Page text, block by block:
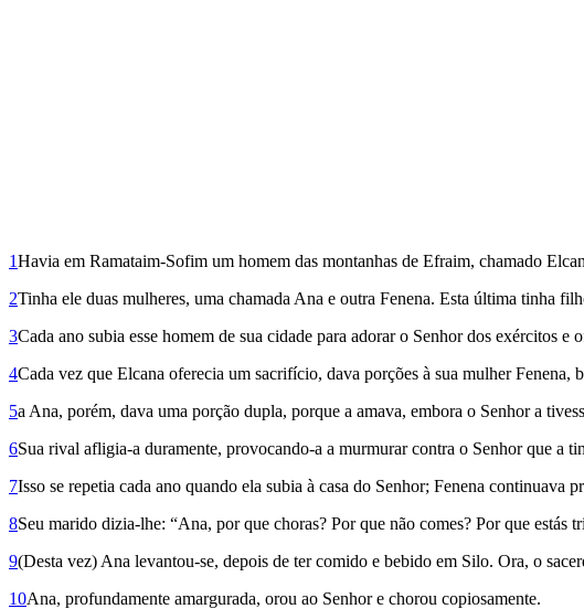
1Havia em Ramataim-Sofim um homem das montanhas de Efraim, chamado
2Tinha ele duas mulheres, uma chamada Ana e outra Fenena. Esta última tinha
3Cada ano subia esse homem de sua cidade para adorar o Senhor dos exércitos
4Cada vez que Elcana oferecia um sacrifício, dava porções à sua mulher Fenena,
5a Ana, porém, dava uma porção dupla, porque a amava, embora o Senhor a
6Sua rival afligia-a duramente, provocando-a a murmurar contra o Senhor que a
7Isso se repetia cada ano quando ela subia à casa do Senhor; Fenena continuava
8Seu marido dizia-lhe: “Ana, por que choras? Por que não comes? Por que estás
9(Desta vez) Ana levantou-se, depois de ter comido e bebido em Silo. Ora, o
10Ana, profundamente amargurada, orou ao Senhor e chorou copiosamente.